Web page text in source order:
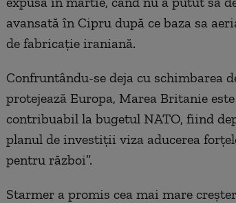
avansată în Cipru după ce baza sa
de fabricaţie iraniană.
Confruntându-se deja cu schimbarea
protejează Europa, Marea Britanie
contribuabil la bugetul NATO, fiind
planul de investiţii viza aducerea
pentru război”.
Starmer a promis cea mai mare